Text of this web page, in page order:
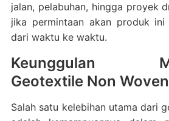
jalan, pelabuhan, hingga proyek
jika permintaan akan produk ini
dari waktu ke waktu.
Keunggulan
Geotextile Non Woven
Salah satu kelebihan utama dari